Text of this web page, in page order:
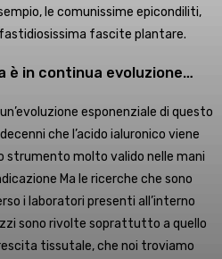
le comunissime epicondiliti,
fascite plantare.
è in continua evoluzione…
esponenziale di questo
che l’acido ialuronico viene
strumento molto valido nelle mani
Ma le ricerche che sono
i laboratori presenti all’interno
sono rivolte soprattutto a quello
tissutale, che noi troviamo